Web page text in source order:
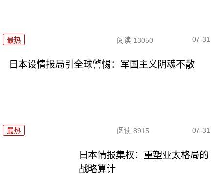
最热 阅读 13050 07-31
日本设情报局引全球警惕：军国主义阴魂不散
最热 阅读 8915 07-31
日本情报集权：重塑亚太格局的
战略算计